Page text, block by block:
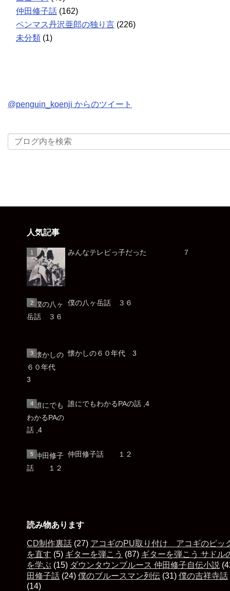
仲田修子話 (162)
ペンマス丹沢亜郎の独り言 (226)
未分類 (1)
@penguin_koenji からのツイート
人気記事
みんなテレビっ子だった ７
僕の八ヶ岳話 ３６
懐かしの６０年代 3
誰にでもわかるPAの話 ,4
仲田修子話 １２
読み物あります
CD制作裏話 (27) アコギのPU取り付け アコギのピッ
を直す (5) ギターを弾こう (87) ギターを弾こう サドル
を学ぶ (15) ダウンタウンブルース 仲田修子自伝小説
田修子話 (24) 僕のブルースマン列伝 (31) 僕の吉祥寺話
(14)